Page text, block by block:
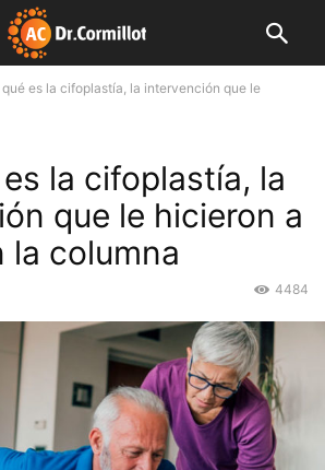
qué es la cifoplastía, la intervención que le
la cifoplastía, la
que le hicieron a
la columna
4484